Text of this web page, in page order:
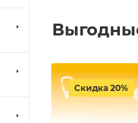
Скидка 20%